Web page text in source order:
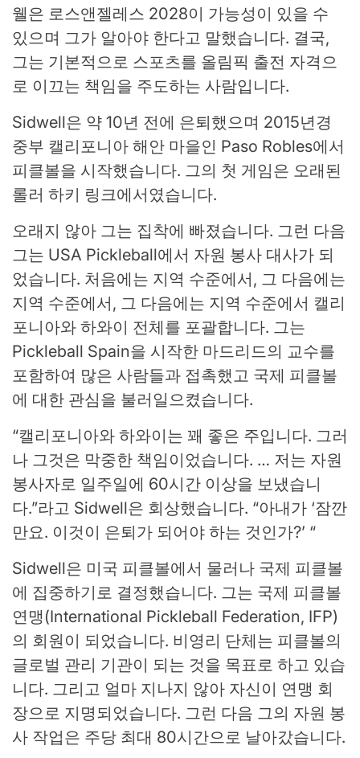
웰은 로스앤젤레스 2028이 가능성이 있을 수
있으며 그가 알아야 한다고 말했습니다. 결국,
그는 기본적으로 스포츠를 올림픽 출전 자격으
로 이끄는 책임을 주도하는 사람입니다.
Sidwell은 약 10년 전에 은퇴했으며 2015년경
중부 캘리포니아 해안 마을인 Paso Robles에서
피클볼을 시작했습니다. 그의 첫 게임은 오래된
롤러 하키 링크에서였습니다.
오래지 않아 그는 집착에 빠졌습니다. 그런 다음
그는 USA Pickleball에서 자원 봉사 대사가 되
었습니다. 처음에는 지역 수준에서, 그 다음에는
지역 수준에서, 그 다음에는 지역 수준에서 캘리
포니아와 하와이 전체를 포괄합니다. 그는
Pickleball Spain을 시작한 마드리드의 교수를
포함하여 많은 사람들과 접촉했고 국제 피클볼
에 대한 관심을 불러일으켰습니다.
“캘리포니아와 하와이는 꽤 좋은 주입니다. 그러
나 그것은 막중한 책임이었습니다. … 저는 자원
봉사자로 일주일에 60시간 이상을 보냈습니
다.”라고 Sidwell은 회상했습니다. “아내가 ‘잠깐
만요. 이것이 은퇴가 되어야 하는 것인가?’ “
Sidwell은 미국 피클볼에서 물러나 국제 피클볼
에 집중하기로 결정했습니다. 그는 국제 피클볼
연맹(International Pickleball Federation, IFP)
의 회원이 되었습니다. 비영리 단체는 피클볼의
글로벌 관리 기관이 되는 것을 목표로 하고 있습
니다. 그리고 얼마 지나지 않아 자신이 연맹 회
장으로 지명되었습니다. 그런 다음 그의 자원 봉
사 작업은 주당 최대 80시간으로 날아갔습니다.